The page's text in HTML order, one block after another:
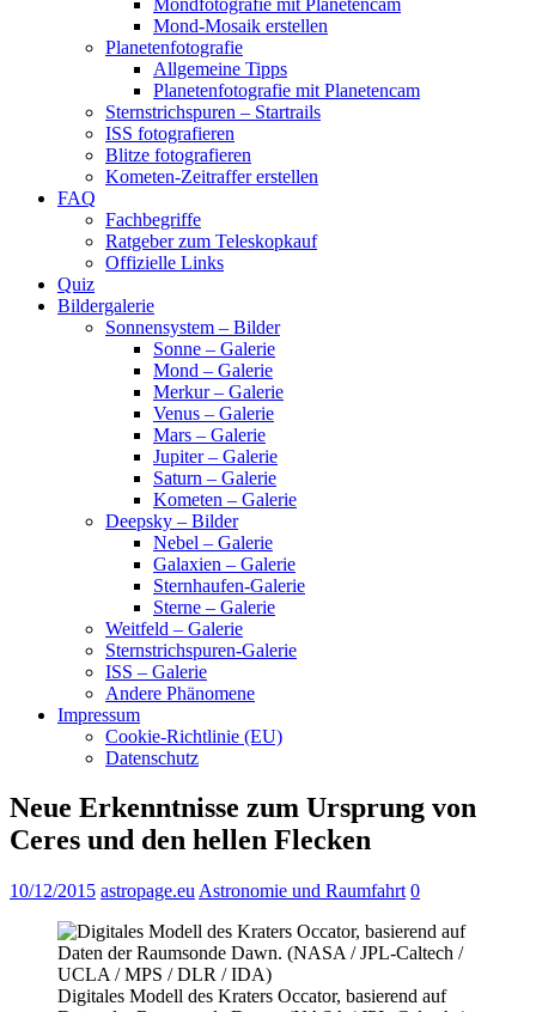
Mond-Mosaik erstellen
Planetenfotografie
Allgemeine Tipps
Planetenfotografie mit Planetencam
Sternstrichspuren – Startrails
ISS fotografieren
Blitze fotografieren
Kometen-Zeitraffer erstellen
FAQ
Fachbegriffe
Ratgeber zum Teleskopkauf
Offizielle Links
Quiz
Bildergalerie
Sonnensystem – Bilder
Sonne – Galerie
Mond – Galerie
Merkur – Galerie
Venus – Galerie
Mars – Galerie
Jupiter – Galerie
Saturn – Galerie
Kometen – Galerie
Deepsky – Bilder
Nebel – Galerie
Galaxien – Galerie
Sternhaufen-Galerie
Sterne – Galerie
Weitfeld – Galerie
Sternstrichspuren-Galerie
ISS – Galerie
Andere Phänomene
Impressum
Cookie-Richtlinie (EU)
Datenschutz
Neue Erkenntnisse zum Ursprung von
Ceres und den hellen Flecken
10/12/2015 astropage.eu Astronomie und Raumfahrt 0
Digitales Modell des Kraters Occator, basierend auf